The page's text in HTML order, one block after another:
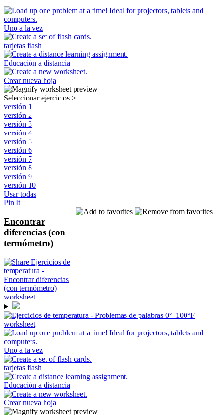
Uno a la vez
tarjetas flash
Educación a distancia
Crear nueva hoja
Seleccionar ejercicios >
versión 1
versión 2
versión 3
versión 4
versión 5
versión 6
versión 7
versión 8
versión 9
versión 10
Usar todas
Pin It
Encontrar
diferencias (con
termómetro)
Uno a la vez
tarjetas flash
Educación a distancia
Crear nueva hoja